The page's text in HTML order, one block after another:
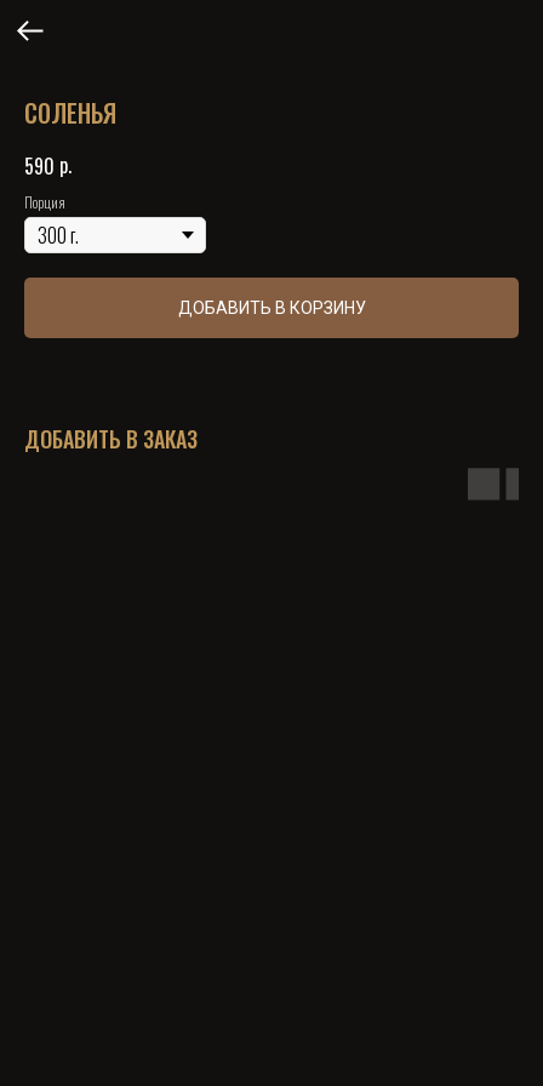
СОЛЕНЬЯ
590 р.
Порция
ДОБАВИТЬ В КОРЗИНУ
ДОБАВИТЬ В ЗАКАЗ